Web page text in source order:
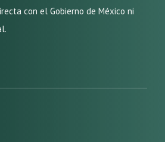
con el Gobierno de México ni